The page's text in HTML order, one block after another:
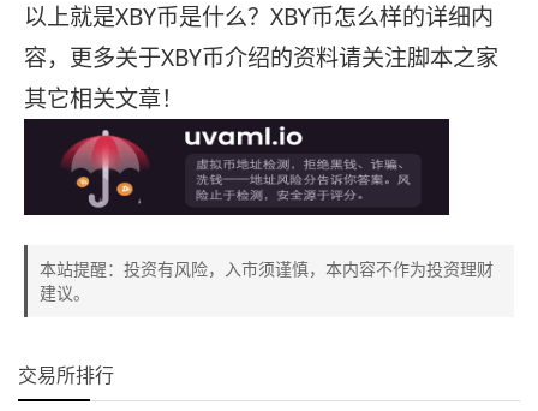
以上就是XBY币是什么？XBY币怎么样的详细内
容，更多关于XBY币介绍的资料请关注脚本之家
其它相关文章！
本站提醒：投资有风险，入市须谨慎，本内容不作为投资理财
建议。
交易所排行